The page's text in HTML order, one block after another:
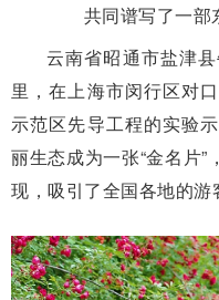
共同谱写了一部
云南省昭通市盐津
里，在上海市闵行区对
示范区先导工程的实验
丽生态成为一张“金名片
现，吸引了全国各地的游